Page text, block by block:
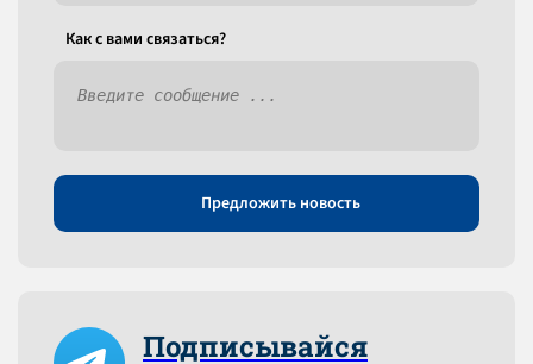
Как c вами связаться?
Предложить новость
Подписывайся